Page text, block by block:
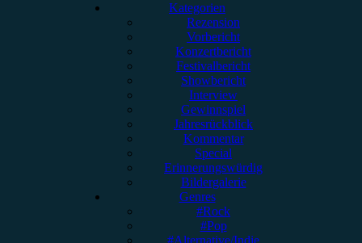
Kategorien
Rezension
Vorbericht
Konzertbericht
Festivalbericht
Showbericht
Interview
Gewinnspiel
Jahresrückblick
Kommentar
Special
Erinnerungswürdig
Bildergalerie
Genres
#Rock
#Pop